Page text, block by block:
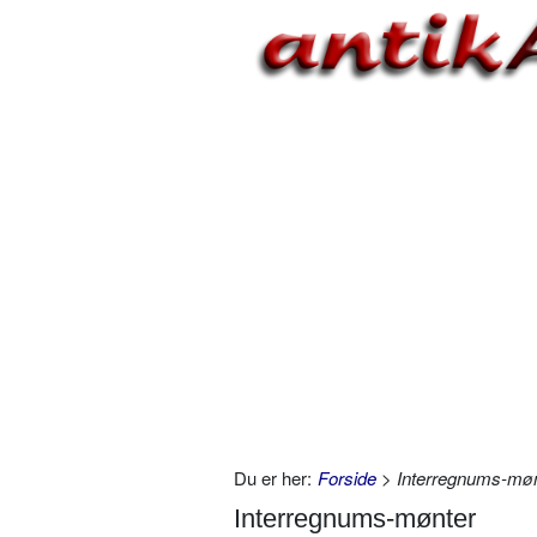
Du er her: Forside > Interregnums-
Interregnums-mønter